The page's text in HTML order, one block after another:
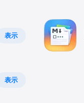
表示
表示